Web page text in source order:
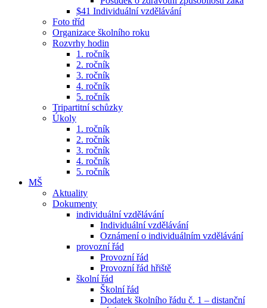
$41 Individuální vzdělávání
Foto tříd
Organizace školního roku
Rozvrhy hodin
1. ročník
2. ročník
3. ročník
4. ročník
5. ročník
Tripartitní schůzky
Úkoly
1. ročník
2. ročník
3. ročník
4. ročník
5. ročník
MŠ
Aktuality
Dokumenty
individuální vzdělávání
Individuální vzdělávání
Oznámení o individuálním vzdělávání
provozní řád
Provozní řád
Provozní řád hřiště
školní řád
Školní řád
Dodatek školního řádu č. 1 – distanční